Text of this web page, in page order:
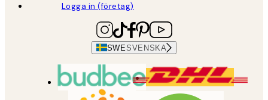
Logga in (företag)
SWESVENSKA